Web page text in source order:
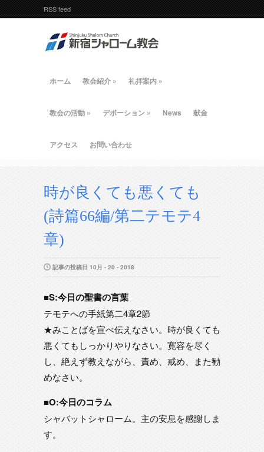
RSS feed
ホーム 教会紹介 » 礼拝案内 »
教会の活動 » デボーション » News 献金
アクセス お問い合わせ
時が良くても悪くても
(詩篇66編/第二テモテ4
章)
記事の投稿日 10月 - 20 - 2018
■S:今日の聖書の言葉
テモテへの手紙第二4章2節
★みことばを宣べ伝えなさい。時が良くても
悪くてもしっかりやりなさい。寛容を尽く
し、絶えず教えながら、責め、戒め、また勧
めなさい。
■O:今日のコラム
シャバットシャローム。主の安息を感謝しま
す。